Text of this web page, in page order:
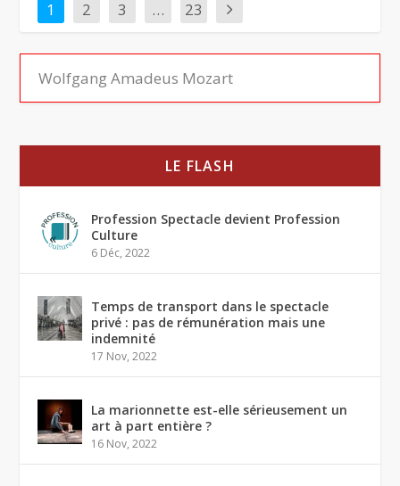
1 2 3 … 23
LE FLASH
Profession Spectacle devient Profession
Culture
6 Déc, 2022
Temps de transport dans le spectacle
privé : pas de rémunération mais une
indemnité
17 Nov, 2022
La marionnette est-elle sérieusement un
art à part entière ?
16 Nov, 2022